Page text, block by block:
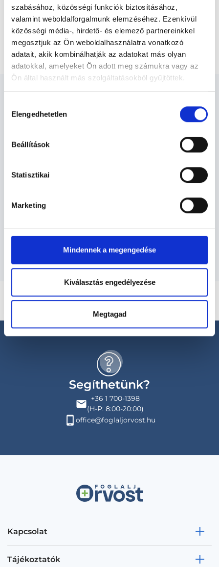
szabásához, közösségi funkciók biztosításához,
valamint weboldalforgalmunk elemzéséhez. Ezenkívül
közösségi média-, hirdető- és elemező partnereinkkel
megosztjuk az Ön weboldalhasználatra vonatkozó
adatait, akik kombinálhatják az adatokat más olyan
adatokkal, amelyeket Ön adott meg számukra vagy az
Ön által használt más szolgáltatásokból gyűjtöttek.
szabályzat:https://foglaljorvost.hu/info/foglaljorvost-
kiválasztása
Elengedhetetlen
Beállítások
Statisztikai
Marketing
Mindennek a megengedése
Kiválasztás engedélyezése
Megtagad
Főoldal Reumatológus
Kollagén terápiás kezelés
Reumatológus - Reumatológia
Reumatológia TERÜLETHEZ KAPCSOLÓDÓ
Szolgáltatások
Budapesti és vidéki reumatológus orvosok
Segíthetünk?
+36 1 700-1398
(H-P: 8:00-20:00)
office@foglaljorvost.hu
Kapcsolat
Tájékoztatók